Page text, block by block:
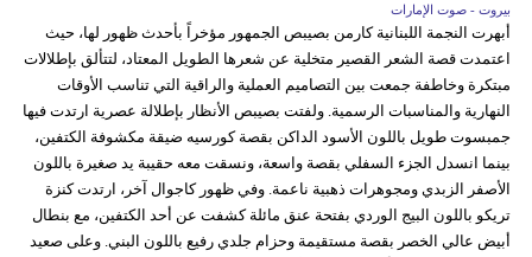
بيروت - صوت الإمارات
أبهرت النجمة اللبنانية كارمن بصيبص الجمهور مؤخراً بأحدث ظهور لها، حيث
اعتمدت قصة الشعر القصير متخلية عن شعرها الطويل المعتاد، لتتألق بإطلالات
مبتكرة وخاطفة جمعت بين التصاميم العملية والراقية التي تناسب الأوقات
النهارية والمناسبات الرسمية. ولفتت بصيبص الأنظار بإطلالة عصرية ارتدت فيها
جمبسوت طويل باللون الأسود الداكن بقصة كورسيه ضيقة مكشوفة الكتفين،
بينما انسدل الجزء السفلي بقصة واسعة، ونسقت معه حقيبة يد صغيرة باللون
الأصفر الزبدي ومجوهرات ذهبية ناعمة. وفي ظهور كاجوال آخر، ارتدت كنزة
تريكو باللون البيج الوردي بفتحة عنق مائلة كشفت عن أحد الكتفين، مع بنطال
أبيض عالي الخصر بقصة مستقيمة وحزام جلدي رفيع باللون البني. وعلى صعيد